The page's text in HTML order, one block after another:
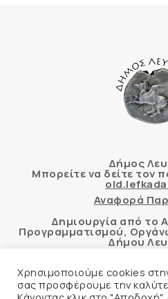
Δήμος
Μπορείτε να δείτε τον
Αναφορά
Δημιουργία από το
Προγραμματισμού,
Δήμου
Χρησιμοποιούμε cookies
σας προσφέρουμε την